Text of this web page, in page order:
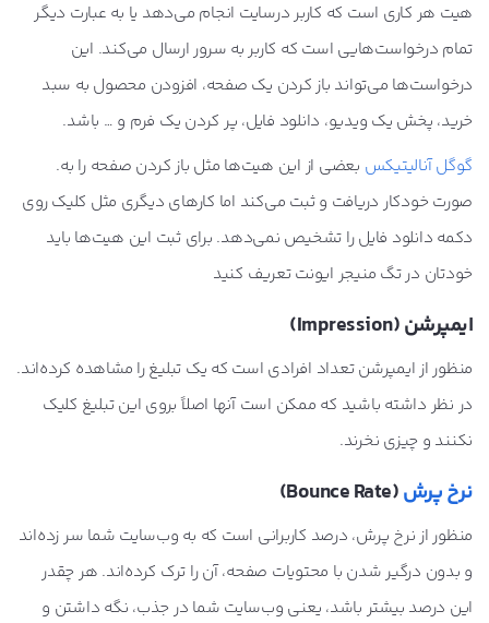
هیت هر کاری است که کاربر درسایت انجام می‌دهد یا به عبارت دیگر
تمام درخواست‌هایی است که کاربر به سرور ارسال می‌کند. این
درخواست‌ها می‌تواند باز کردن یک صفحه، افزودن محصول به سبد
خرید، پخش یک ویدیو، دانلود فایل، پر کردن یک فرم و … باشد.
.
گوگل آنالیتیکس بعضی از این هیت‌ها مثل باز کردن صفحه را به
صورت خودکار دریافت و ثبت می‌کند اما کارهای دیگری مثل کلیک روی
دکمه دانلود فایل را تشخیص نمی‌دهد. برای ثبت این هیت‌ها باید
خودتان در تگ منیجر ایونت تعریف کنید
ایمپرشن (Impression)
منظور از ایمپرشن تعداد افرادی است که یک تبلیغ را مشاهده کرده‌اند.
در نظر داشته باشید که ممکن است آنها اصلاً بروی این تبلیغ کلیک
نکنند و چیزی نخرند.
نرخ پرش(Bounce Rate)
منظور از نرخ پرش، درصد کاربرانی است که به وب‌سایت شما سر زده‌اند
و بدون درگیر شدن با محتویات صفحه، آن را ترک کرده‌اند. هر چقدر
این درصد بیشتر باشد، یعنی وب‌سایت شما در جذب، نگه داشتن و